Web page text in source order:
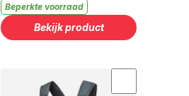
Beperkte voorraad
Bekijk product